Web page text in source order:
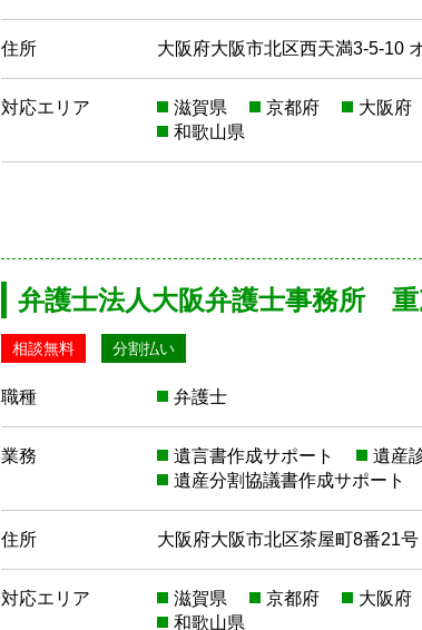
住所 大阪府大阪市北区西天満3-5-10
対応エリア 滋賀県 京都府 大阪府
和歌山県
弁護士法人大阪弁護士事務所
相談無料 分割払い
職種 弁護士
業務 遺言書作成サポート
遺産
遺産分割協議書作成サポート
住所 大阪府大阪市北区茶屋町8番21
対応エリア 滋賀県 京都府 大阪府
和歌山県